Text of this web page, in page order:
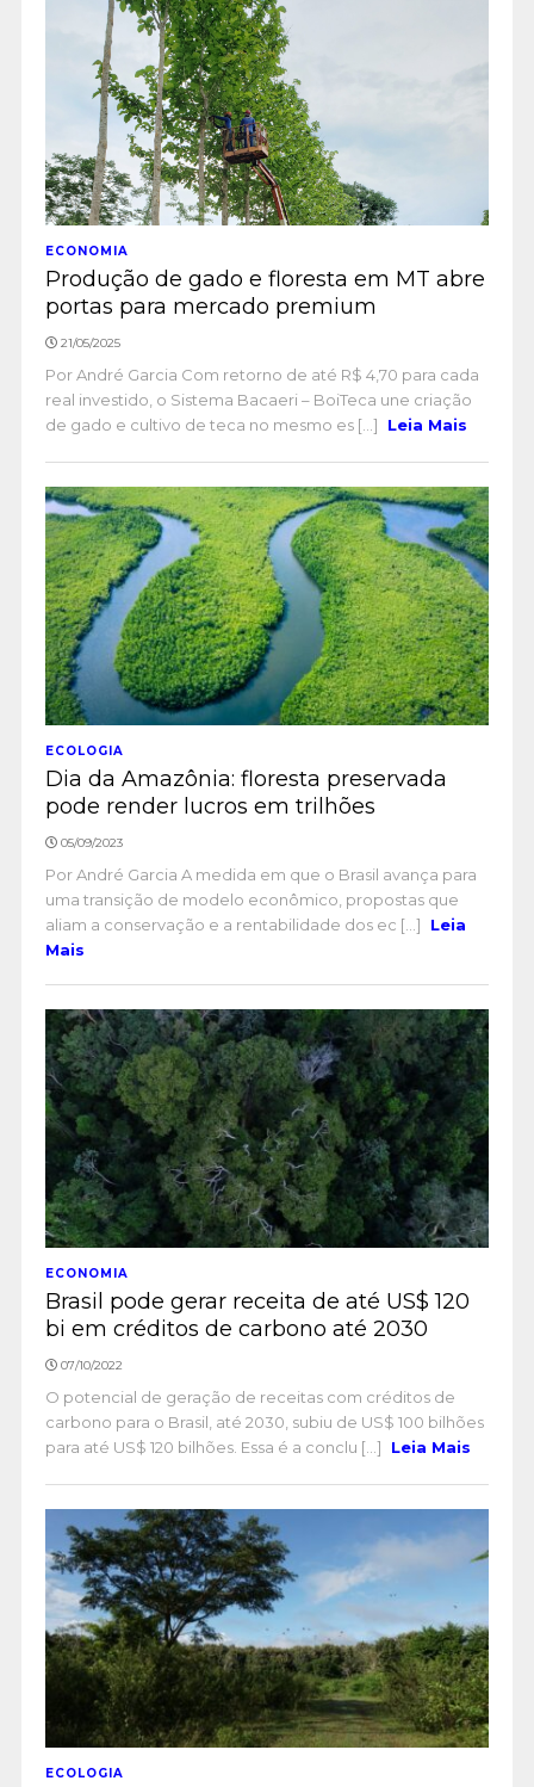
ECONOMIA
Produção de gado e floresta em MT abre
portas para mercado premium
21/05/2025
Por André Garcia Com retorno de até R$ 4,70 para cada
real investido, o Sistema Bacaeri – BoiTeca une criação
de gado e cultivo de teca no mesmo es [...]
Leia Mais
ECOLOGIA
Dia da Amazônia: floresta preservada
pode render lucros em trilhões
05/09/2023
Por André Garcia A medida em que o Brasil avança para
uma transição de modelo econômico, propostas que
aliam a conservação e a rentabilidade dos ec [...]
Leia
Mais
ECONOMIA
Brasil pode gerar receita de até US$ 120
bi em créditos de carbono até 2030
07/10/2022
O potencial de geração de receitas com créditos de
carbono para o Brasil, até 2030, subiu de US$ 100 bilhões
para até US$ 120 bilhões. Essa é a conclu [...]
Leia Mais
ECOLOGIA